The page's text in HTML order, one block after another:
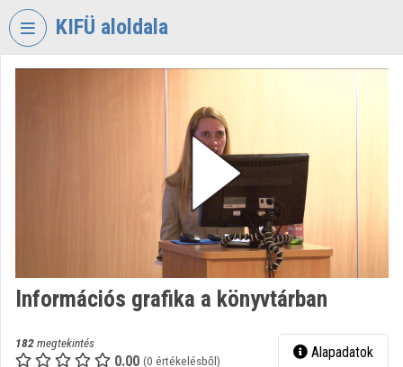
Fejléc kihagyása
KIFÜ aloldala
TORIUM
Intézményi felfedezés
Kategóriák
Információs grafika a könyvtárban
182megtekintés
0.00 (0 értékelésből) Alapadatok